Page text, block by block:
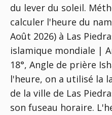
du lever du soleil.
calculer l'heure du
Août 2026) à Las
islamique mondiale |
18°, Angle de prière
l'heure, on a utilisé la
de la ville de Las
son fuseau horaire.